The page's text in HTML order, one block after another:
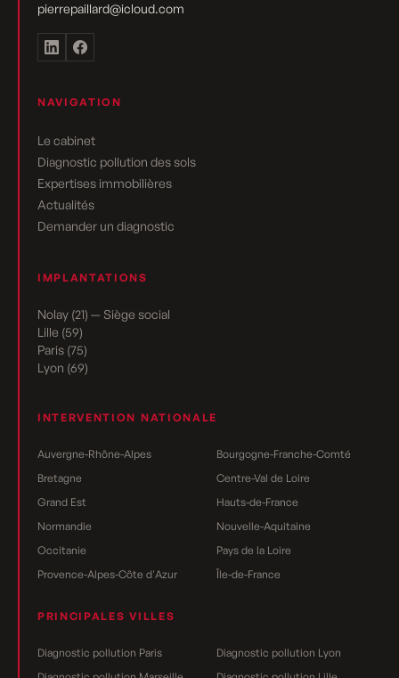
pierrepaillard@icloud.com
NAVIGATION
Le cabinet
Diagnostic pollution des sols
Expertises immobilières
Actualités
Demander un diagnostic
IMPLANTATIONS
Nolay (21) — Siège social
Lille (59)
Paris (75)
Lyon (69)
INTERVENTION NATIONALE
Auvergne-Rhône-Alpes
Bourgogne-Franche-Comté
Bretagne
Centre-Val de Loire
Grand Est
Hauts-de-France
Normandie
Nouvelle-Aquitaine
Occitanie
Pays de la Loire
Provence-Alpes-Côte d'Azur
Île-de-France
PRINCIPALES VILLES
Diagnostic pollution Paris
Diagnostic pollution Lyon